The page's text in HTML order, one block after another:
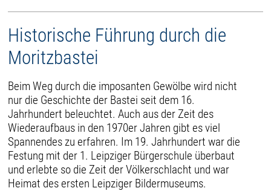
Historische Führung durch die
Moritzbastei
Beim Weg durch die imposanten Gewölbe wird nicht
nur die Geschichte der Bastei seit dem 16.
Jahrhundert beleuchtet. Auch aus der Zeit des
Wiederaufbaus in den 1970er Jahren gibt es viel
Spannendes zu erfahren. Im 19. Jahrhundert war die
Festung mit der 1. Leipziger Bürgerschule überbaut
und erlebte so die Zeit der Völkerschlacht und war
Heimat des ersten Leipziger Bildermuseums.